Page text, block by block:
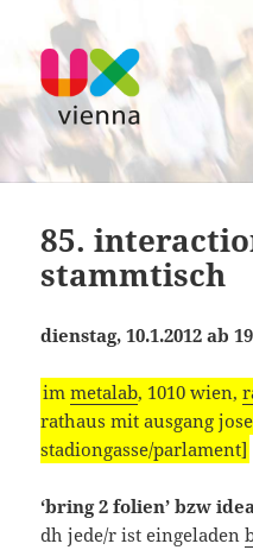
UXvienna
85.
stammtisch
dienstag, 10.1.2012 ab
immetalab, 1010 wien,
rathaus mit ausgang
stadiongasse/parlament]
‘bring 2 folien’ bzw
dh jede/r ist eingeladen